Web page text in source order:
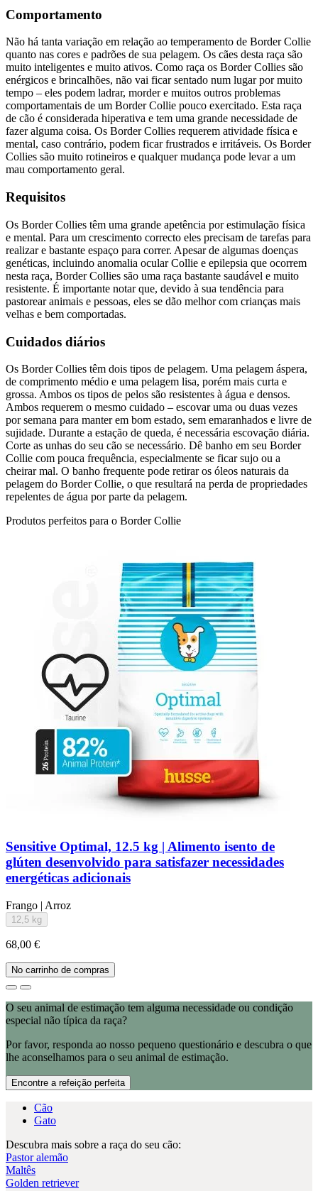
Comportamento
Não há tanta variação em relação ao temperamento de Border Collie
quanto nas cores e padrões de sua pelagem. Os cães desta raça são
muito inteligentes e muito ativos. Como raça os Border Collies são
enérgicos e brincalhões, não vai ficar sentado num lugar por muito
tempo – eles podem ladrar, morder e muitos outros problemas
comportamentais de um Border Collie pouco exercitado. Esta raça
de cão é considerada hiperativa e tem uma grande necessidade de
fazer alguma coisa. Os Border Collies requerem atividade física e
mental, caso contrário, podem ficar frustrados e irritáveis. Os Border
Collies são muito rotineiros e qualquer mudança pode levar a um
mau comportamento geral.
Requisitos
Os Border Collies têm uma grande apetência por estimulação física
e mental. Para um crescimento correcto eles precisam de tarefas para
realizar e bastante espaço para correr. Apesar de algumas doenças
genéticas, incluindo anomalia ocular Collie e epilepsia que ocorrem
nesta raça, Border Collies são uma raça bastante saudável e muito
resistente. É importante notar que, devido à sua tendência para
pastorear animais e pessoas, eles se dão melhor com crianças mais
velhas e bem comportadas.
Cuidados diários
Os Border Collies têm dois tipos de pelagem. Uma pelagem áspera,
de comprimento médio e uma pelagem lisa, porém mais curta e
grossa. Ambos os tipos de pelos são resistentes à água e densos.
Ambos requerem o mesmo cuidado – escovar uma ou duas vezes
por semana para manter em bom estado, sem emaranhados e livre de
sujidade. Durante a estação de queda, é necessária escovação diária.
Corte as unhas do seu cão se necessário. Dê banho em seu Border
Collie com pouca frequência, especialmente se ficar sujo ou a
cheirar mal. O banho frequente pode retirar os óleos naturais da
pelagem do Border Collie, o que resultará na perda de propriedades
repelentes de água por parte da pelagem.
Produtos perfeitos para o Border Collie
Sensitive Optimal, 12.5 kg | Alimento isento de
glúten desenvolvido para satisfazer necessidades
energéticas adicionais
Frango | Arroz
12,5 kg
68,00 €
No carrinho de compras
O seu animal de estimação tem alguma necessidade ou condição
especial não típica da raça?
Por favor, responda ao nosso pequeno questionário e descubra o que
lhe aconselhamos para o seu animal de estimação.
Encontre a refeição perfeita
Cão
Gato
Descubra mais sobre a raça do seu cão:
Pastor alemão
Maltês
Golden retriever